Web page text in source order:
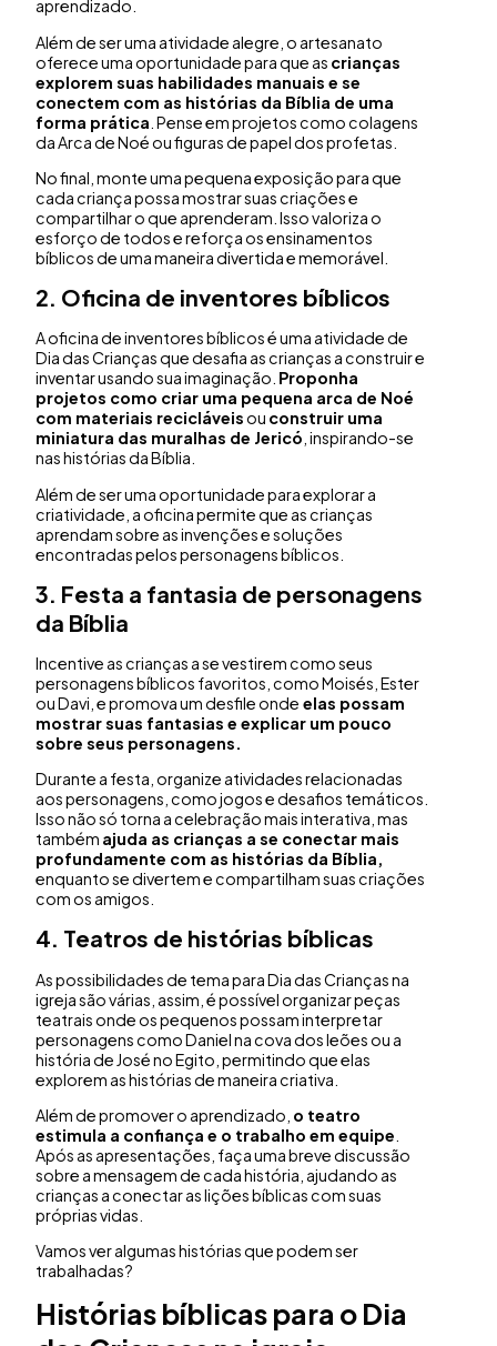
aprendizado.
Além de ser uma atividade alegre, o artesanato
oferece uma oportunidade para que as crianças
explorem suas habilidades manuais e se
conectem com as histórias da Bíblia de uma
forma prática . Pense em projetos como colagens
da Arca de Noé ou figuras de papel dos profetas.
No final, monte uma pequena exposição para que
cada criança possa mostrar suas criações e
compartilhar o que aprenderam. Isso valoriza o
esforço de todos e reforça os ensinamentos
bíblicos de uma maneira divertida e memorável.
2. Oficina de inventores bíblicos
A oficina de inventores bíblicos é uma atividade de
Dia das Crianças que desafia as crianças a construir e
inventar usando sua imaginação. Proponha
projetos como criar uma pequena arca de Noé
com materiais recicláveisou construir uma
miniatura das muralhas de Jericó , inspirando-se
nas histórias da Bíblia.
Além de ser uma oportunidade para explorar a
criatividade, a oficina permite que as crianças
aprendam sobre as invenções e soluções
encontradas pelos personagens bíblicos.
3. Festa a fantasia de personagens
da Bíblia
Incentive as crianças a se vestirem como seus
personagens bíblicos favoritos, como Moisés, Ester
ou Davi, e promova um desfile onde elas possam
mostrar suas fantasias e explicar um pouco
sobre seus personagens.
Durante a festa, organize atividades relacionadas
aos personagens, como jogos e desafios temáticos.
Isso não só torna a celebração mais interativa, mas
também ajuda as crianças a se conectar mais
profundamente com as histórias da Bíblia,
enquanto se divertem e compartilham suas criações
com os amigos.
4. Teatros de histórias bíblicas
As possibilidades de tema para Dia das Crianças na
igreja são várias, assim, é possível organizar peças
teatrais onde os pequenos possam interpretar
personagens como Daniel na cova dos leões ou a
história de José no Egito, permitindo que elas
explorem as histórias de maneira criativa.
Além de promover o aprendizado, o teatro
estimula a confiança e o trabalho em equipe
Após as apresentações, faça uma breve discussão
sobre a mensagem de cada história, ajudando as
crianças a conectar as lições bíblicas com suas
próprias vidas.
Vamos ver algumas histórias que podem ser
trabalhadas?
Histórias bíblicas para o Dia